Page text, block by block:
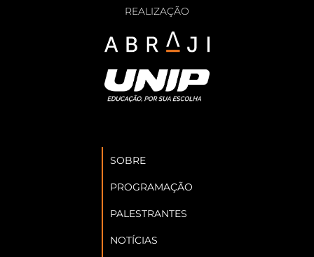
REALIZAÇÃO
SOBRE
PROGRAMAÇÃO
PALESTRANTES
NOTÍCIAS